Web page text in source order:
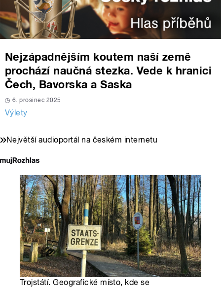
Nejzápadnějším koutem naší země
prochází naučná stezka. Vede k hranici
Čech, Bavorska a Saska
6. prosinec 2025
Výlety
Největší audioportál na českém internetu
Trojstátí. Geografické místo, kde se